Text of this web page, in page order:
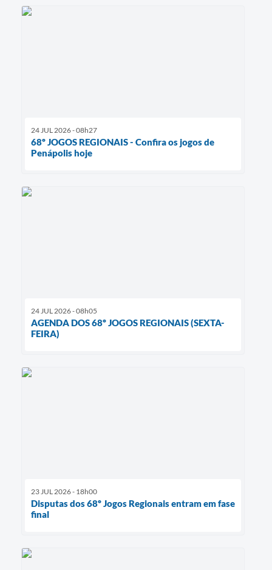
24 JUL 2026 - 08h27
68º JOGOS REGIONAIS - Confira os jogos de
Penápolis hoje
24 JUL 2026 - 08h05
AGENDA DOS 68º JOGOS REGIONAIS (SEXTA-
FEIRA)
23 JUL 2026 - 18h00
Disputas dos 68º Jogos Regionais entram em fase
final